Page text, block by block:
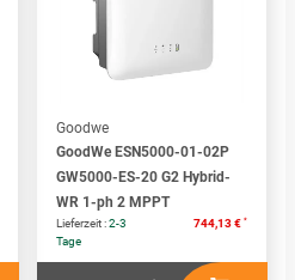
Goodwe
GoodWe ESN5000-01-02P
GW5000-ES-20 G2 Hybrid-
WR 1-ph 2 MPPT
Lieferzeit :2-3
Tage
744,13 € *